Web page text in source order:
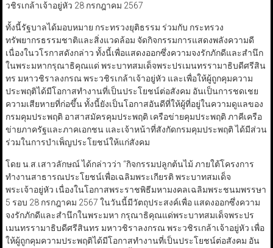
วชิรเกล้าเจ้าอยู่หัว 28 กรกฎาคม 2567
ทั้งนี้รัฐบาลได้มอบหมาย กระทรวงยุติธรรม ร่วมกับ กระทรวง
ทรัพยากรธรรมชาติและสิ่งแวดล้อม จัดกิจกรรมการแสดงพลังความดี
เนื่องในวโรกาสดังกล่าว ทั้งนี้เพื่อแสดงออกซึ่งความจงรักภักดีและสำนึก
ในพระมหากรุณาธิคุณแด่ พระบาทสมเด็จพระปรเมนทรรามาธิบดีศรีสิน
ทร มหาวชิราลงกรณ พระวชิรเกล้าเจ้าอยู่หัว และเพื่อให้ผู้ถูกคุมความ
ประพฤติได้มีโอกาสทำงานที่เป็นประโยชน์ต่อสังคม อันเป็นการชดเชย
ความเสียหายที่ก่อขึ้น ทั้งนี้ยังเป็นโอกาสอันดีที่ให้ผู้ที่อยู่ในความดูแลของ
กรมคุมประพฤติ อาสาสมัครคุมประพฤติ เครือข่ายคุมประพฤติ ภาคีเครือ
ข่ายภาครัฐและภาคเอกชน และเจ้าหน้าที่สังกัดกรมคุมประพฤติ ได้มีส่วน
ร่วมในการบำเพ็ญประโยชน์ให้แก่สังคม
โดย น.ส.เสาวลักษณ์ ได้กล่าวว่า “กิจกรรมปลูกต้นไม้ ภายใต้โครงการ
ทำงานสาธารณประโยชน์เพื่อเฉลิมพระเกียรติ พระบาทสมเด็จ
พระเจ้าอยู่หัว เนื่องในโอกาสพระราชพิธีมหามงคลเฉลิมพระชนมพรรษา
5 รอบ 28 กรกฎาคม 2567 ในวันนี้มีวัตถุประสงค์เพื่อ แสดงออกซึ่งความ
จงรักภักดีและสำนึกในพระมหา กรุณาธิคุณแด่พระบาทสมเด็จพระปร
เมนทรรามาธิบดีศรีสินทร มหาวชิราลงกรณ พระวชิรเกล้าเจ้าอยู่หัว เพื่อ
ให้ผู้ถูกคุมความประพฤติได้มีโอกาสทำงานที่เป็นประโยชน์ต่อสังคม อัน